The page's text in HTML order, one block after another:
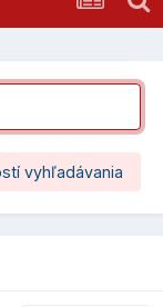
vyhľadávania